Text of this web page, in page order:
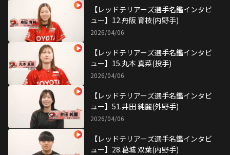
【レッドテリアーズ選手名鑑インタビ
ュー】12.舟阪 育枝(内野手)
2026/04/06
【レッドテリアーズ選手名鑑インタビ
ュー】15.丸本 真菜(投手)
2026/04/06
【レッドテリアーズ選手名鑑インタビ
ュー】51.井田 純麗(外野手)
2026/04/06
【レッドテリアーズ選手名鑑インタビ
ュー】28.葛城 双葉(内野手)